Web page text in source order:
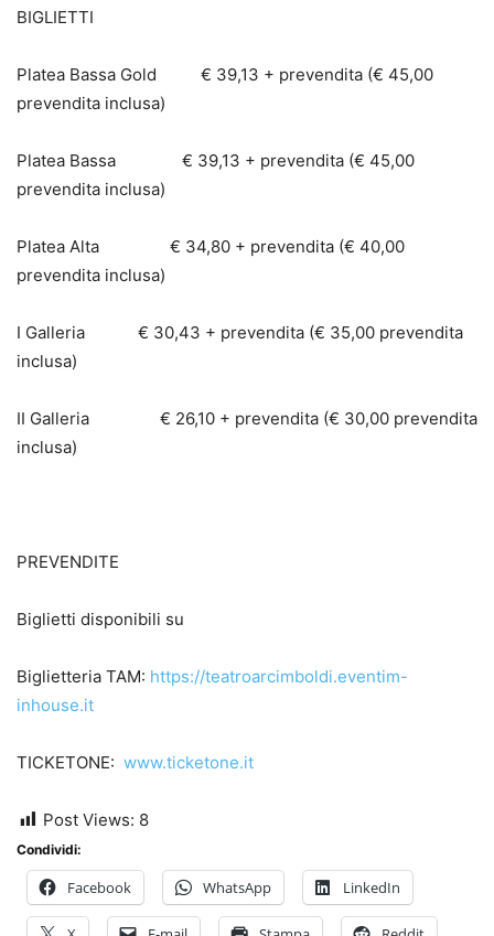
BIGLIETTI
Platea Bassa Gold € 39,13 + prevendita (€ 45,00
prevendita inclusa)
Platea Bassa € 39,13 + prevendita (€ 45,00
prevendita inclusa)
Platea Alta € 34,80 + prevendita (€ 40,00
prevendita inclusa)
I Galleria € 30,43 + prevendita (€ 35,00 prevendita
inclusa)
II Galleria € 26,10 + prevendita (€ 30,00 prevendita
inclusa)
PREVENDITE
Biglietti disponibili su
Biglietteria TAM: https://teatroarcimboldi.eventim-
inhouse.it
TICKETONE: www.ticketone.it
Post Views: 8
Condividi:
Facebook WhatsApp LinkedIn